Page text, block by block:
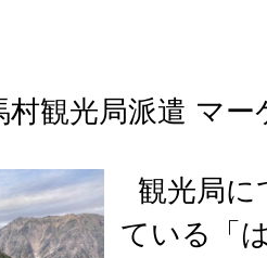
村観光局派遣 マ
観光局に
ている「